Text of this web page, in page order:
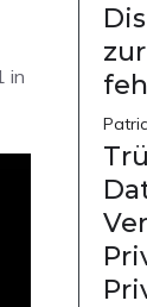
in